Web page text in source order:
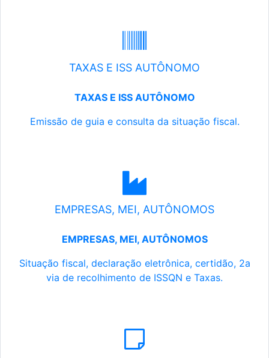
TAXAS E ISS AUTÔNOMO
TAXAS E ISS AUTÔNOMO
Emissão de guia e consulta da situação fiscal.
EMPRESAS, MEI, AUTÔNOMOS
EMPRESAS, MEI, AUTÔNOMOS
Situação fiscal, declaração eletrônica, certidão, 2a
via de recolhimento de ISSQN e Taxas.